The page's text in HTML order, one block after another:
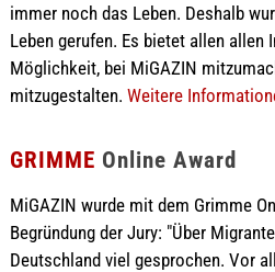
immer noch das Leben. Deshalb
Leben gerufen. Es bietet allen allen
Möglichkeit, bei MiGAZIN
mitzugestalten. Weitere
GRIMME Online Award
MiGAZIN wurde mit dem Grimme
Begründung der Jury: "Über
Deutschland viel gesprochen. Vor